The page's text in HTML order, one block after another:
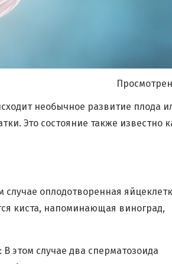
необычное развитие плода
Это состояние также известно
оплодотворенная
киста, напоминающая виноград,
этом случае два сперматозоида